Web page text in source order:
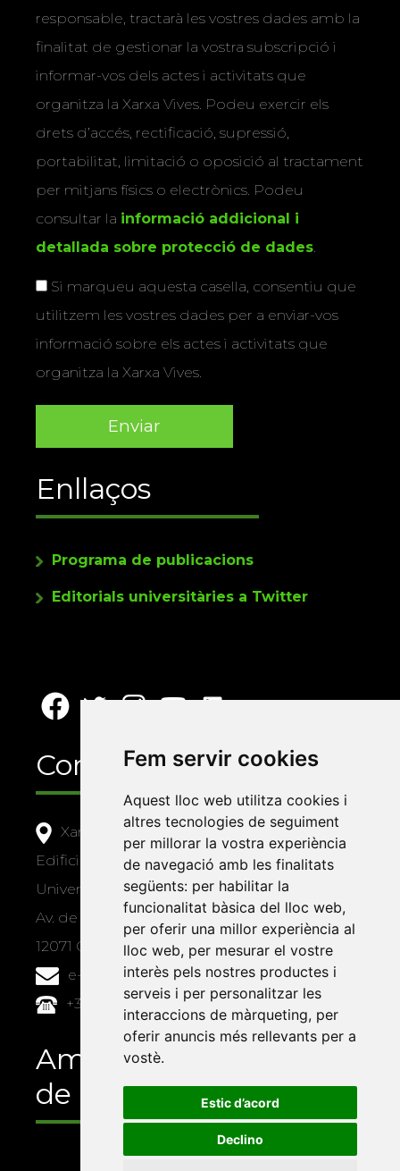
Fem servir cookies
Aquest lloc web utilitza cookies i
altres tecnologies de seguiment
per millorar la vostra experiència
de navegació amb les finalitats
següents: per habilitar la
funcionalitat bàsica del lloc web,
per oferir una millor experiència al
lloc web, per mesurar el vostre
interès pels nostres productes i
serveis i per personalitzar les
interaccions de màrqueting, per
oferir anuncis més rellevants per a
vostè.
Estic d’acord
Declino
responsable, tractarà les vostres dades amb la
finalitat de gestionar la vostra subscripció i
informar-vos dels actes i activitats que
organitza la Xarxa Vives. Podeu exercir els
drets d’accés, rectificació, supressió,
portabilitat, limitació o oposició al tractament
per mitjans físics o electrònics. Podeu
consultar la informació addicional i
detallada sobre protecció de dades.
Si marqueu aquesta casella, consentiu que
utilitzem les vostres dades per a enviar-vos
informació sobre els actes i activitats que
organitza la Xarxa Vives.
Enllaços
Programa de publicacions
Editorials universitàries a Twitter
Contacte
Xarxa Vives d'Universitats
Edifici Àgora
Universitat Jaume I, local 10
Av. de Vicent Sos Baynat, s/n
12071 Castelló de la Plana
e-buc@vives.org
+34 964 72 89 93
Amb el suport
de